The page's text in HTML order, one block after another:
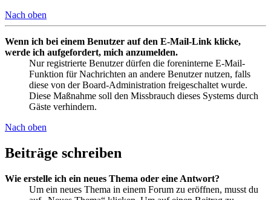
Nach oben
Wenn ich bei einem Benutzer auf den E-Mail-Link klicke,
werde ich aufgefordert, mich anzumelden.
Nur registrierte Benutzer dürfen die foreninterne E-Mail-
Funktion für Nachrichten an andere Benutzer nutzen, falls
diese von der Board-Administration freigeschaltet wurde.
Diese Maßnahme soll den Missbrauch dieses Systems durch
Gäste verhindern.
Nach oben
Beiträge schreiben
Wie erstelle ich ein neues Thema oder eine Antwort?
Um ein neues Thema in einem Forum zu eröffnen, musst du